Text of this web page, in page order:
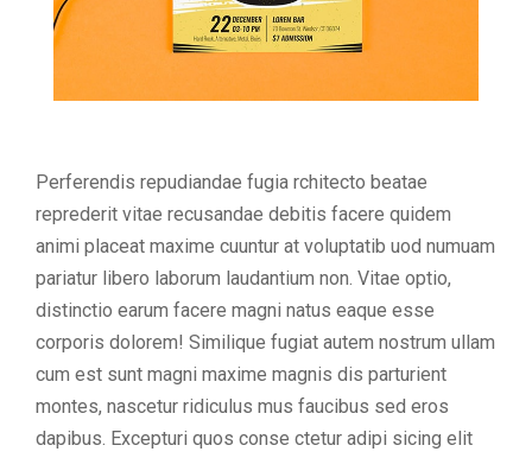
Perferendis repudiandae fugia rchitecto beatae
reprederit vitae recusandae debitis facere quidem
animi placeat maxime cuuntur at voluptatib uod numuam
pariatur libero laborum laudantium non. Vitae optio,
distinctio earum facere magni natus eaque esse
corporis dolorem! Similique fugiat autem nostrum ullam
cum est sunt magni maxime magnis dis parturient
montes, nascetur ridiculus mus faucibus sed eros
dapibus. Excepturi quos conse ctetur adipi sicing elit